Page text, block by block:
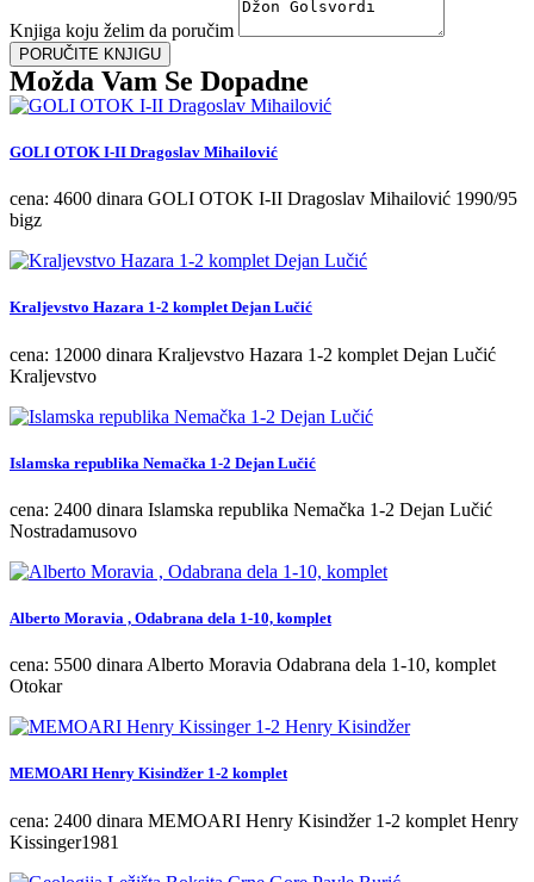
Knjiga koju želim da poručim
PORUČITE KNJIGU
Možda Vam Se Dopadne
GOLI OTOK I-II Dragoslav Mihailović
cena: 4600 dinara GOLI OTOK I-II Dragoslav Mihailović 1990/95
bigz
Kraljevstvo Hazara 1-2 komplet Dejan Lučić
cena: 12000 dinara Kraljevstvo Hazara 1-2 komplet Dejan Lučić
Kraljevstvo
Islamska republika Nemačka 1-2 Dejan Lučić
cena: 2400 dinara Islamska republika Nemačka 1-2 Dejan Lučić
Nostradamusovo
Alberto Moravia , Odabrana dela 1-10, komplet
cena: 5500 dinara Alberto Moravia Odabrana dela 1-10, komplet
Otokar
MEMOARI Henry Kisindžer 1-2 komplet
cena: 2400 dinara MEMOARI Henry Kisindžer 1-2 komplet Henry
Kissinger1981